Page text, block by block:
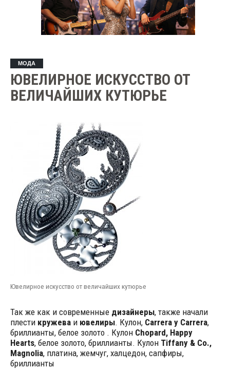
МОДА
ЮВЕЛИРНОЕ ИСКУССТВО ОТ
ВЕЛИЧАЙШИХ КУТЮРЬЕ
Ювелирное искусство от величайших кутюрье
Так же как и современные дизайнеры, также начали
плести кружеваи ювелиры. Кулон, Carrera y Carrera,
бриллианты, белое золото . Кулон Chopard, Happy
Hearts, белое золото, бриллианты. Кулон Tiffany & Co.,
Magnolia, платина, жемчуг, халцедон, сапфиры,
бриллианты